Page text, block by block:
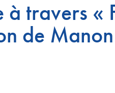
travers «
de Manon